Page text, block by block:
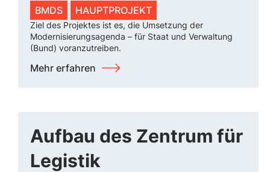
BMDS HAUPTPROJEKT
Ziel des Projektes ist es, die Umsetzung der
Modernisierungsagenda – für Staat und Verwaltung
(Bund) voranzutreiben.
Mehr erfahren
Aufbau des Zentrum für
Legistik